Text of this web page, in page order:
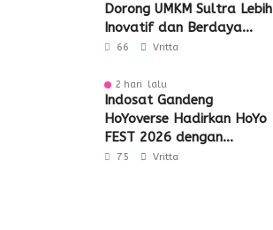
Dorong UMKM Sultra Lebih
Inovatif dan Berdaya
Saing
66 Vritta
2 hari lalu
Indosat Gandeng
HoYoverse Hadirkan HoYo
FEST 2026 dengan
Dukungan 5G
75 Vritta